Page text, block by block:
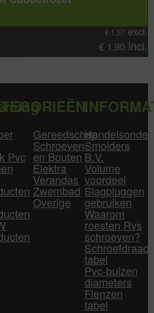
€ 1,57 excl.
€ 1,90 incl.
Pvc
Gereedschap
Schroeven
en Bouten
Elektra
Verandas
Zwembad
Overige
Smolders
B.V.
Volume
voordeel
Slagpluggen
gebruiken
Waarom
roesten Rvs
schroeven?
Schroefdraad
tabel
Pvc-buizen
diameters
Flenzen
tabel